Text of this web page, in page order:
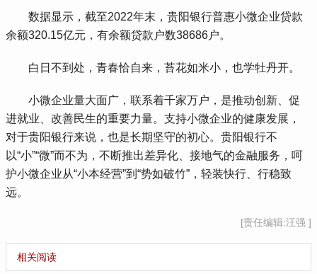
数据显示，截至2022年末，贵阳银行普惠小微企业贷款
余额320.15亿元，有余额贷款户数38686户。
白日不到处，青春恰自来，苔花如米小，也学牡丹开。
小微企业量大面广，联系着千家万户，是推动创新、促
进就业、改善民生的重要力量。支持小微企业的健康发展，
对于贵阳银行来说，也是长期坚守的初心。贵阳银行不
以“小”“微”而不为，不断推出差异化、接地气的金融服务，呵
护小微企业从“小本经营”到“势如破竹”，轻装快行、行稳致
远。
[责任编辑:汪强 ]
相关阅读